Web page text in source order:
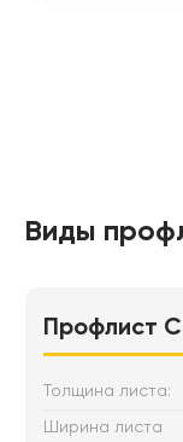
Виды
Профлист
Толщина листа:
Ширина листа